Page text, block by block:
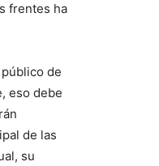
frentes ha
de
eso debe
de las
su